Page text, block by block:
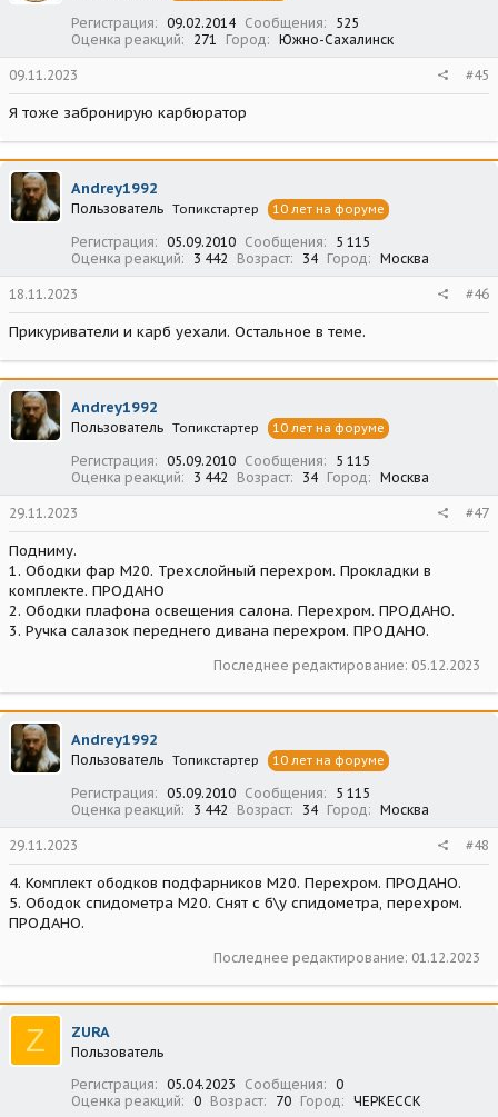
Регистрация 09.02.2014 Сообщения
525
Оценка реакций
271 Город Южно-Сахалинск
09.11.2023 #45
Я тоже забронирую карбюратор
Andrey1992
Пользователь Топикстартер 10 лет на форуме
Регистрация 05.09.2010 Сообщения
5 115
Оценка реакций
3 442 Возраст 34 Город Москва
18.11.2023 #46
Прикуриватели и карб уехали. Остальное в теме.
Andrey1992
Пользователь Топикстартер 10 лет на форуме
Регистрация 05.09.2010 Сообщения
5 115
Оценка реакций
3 442 Возраст 34 Город Москва
29.11.2023 #47
Подниму.
1. Ободки фар М20. Трехслойный перехром. Прокладки в
комплекте. ПРОДАНО
2. Ободки плафона освещения салона. Перехром. ПРОДАНО.
3. Ручка салазок переднего дивана перехром. ПРОДАНО.
Последнее редактирование: 05.12.2023
Andrey1992
Пользователь Топикстартер 10 лет на форуме
Регистрация 05.09.2010 Сообщения
5 115
Оценка реакций
3 442 Возраст 34 Город Москва
29.11.2023 #48
4. Комплект ободков подфарников М20. Перехром. ПРОДАНО.
5. Ободок спидометра М20. Снят с б\у спидометра, перехром.
ПРОДАНО.
Последнее редактирование: 01.12.2023
Z ZURA
Пользователь
Регистрация
05.04.2023 Сообщения
0
Оценка реакций
0 Возраст 70 Город ЧЕРКЕССК